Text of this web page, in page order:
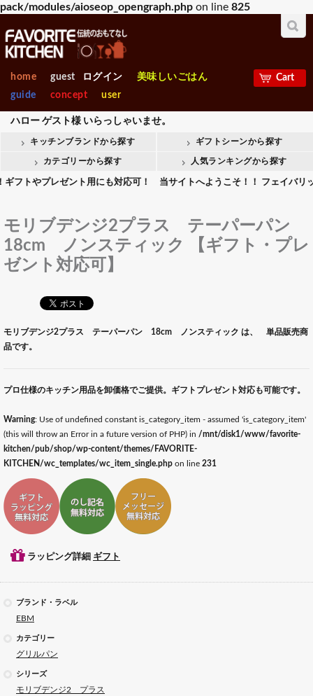
pack/modules/aioseop_opengraph.php on line 825
home guest ログイン
美味しいごはん
guide
concept user
ハロー ゲスト様いらっしゃいませ。
Cart
キッチンブランドから探す ギフトシーンから探す
カテゴリーから探す 人気ランキングから探す
やプレゼント用にも対応可！ 当サイトへようこそ！！ フェイバリッ
モリブデンジ2プラス テーパーパン
18cm ノンスティック 【ギフト・プレ
ゼント対応可】
モリブデンジ2プラス テーパーパン 18cm ノンスティック は、 単品販売商
品です。
プロ仕様のキッチン用品を卸価格でご提供。ギフトプレゼント対応も可能です。
Warning: Use of undefined constant is_category_item - assumed 'is_category_item'
(this will throw an Error in a future version of PHP) in /mnt/disk1/www/favorite-
kitchen/pub/shop/wp-content/themes/FAVORITE-
KITCHEN/wc_templates/wc_item_single.php on line 231
ギフトラッピング対応ギフトのし記名対応
ラッピング詳細 ギフト
ブランド・ラベル
EBM
カテゴリー
グリルパン
シリーズ
モリブデンジ2 プラス